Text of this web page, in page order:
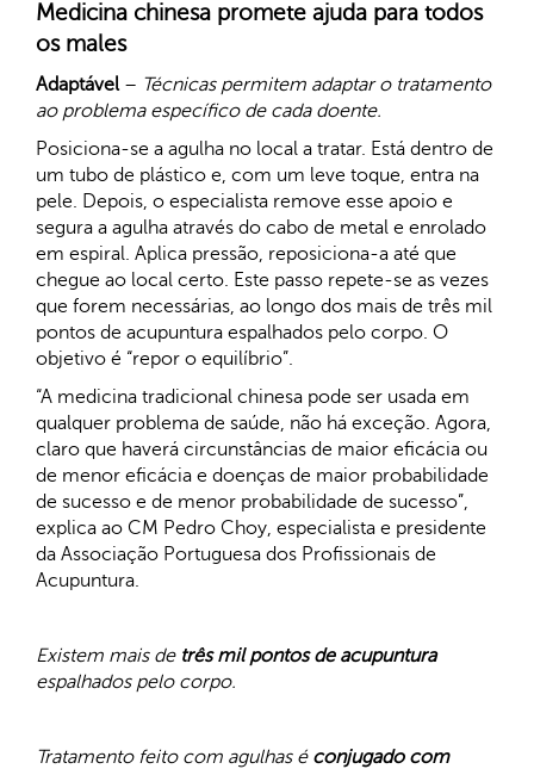
Medicina chinesa promete ajuda para todos
os males
Adaptável– Técnicas permitem adaptar o tratamento
ao problema específico de cada doente.
Posiciona-se a agulha no local a tratar. Está dentro de
um tubo de plástico e, com um leve toque, entra na
pele. Depois, o especialista remove esse apoio e
segura a agulha através do cabo de metal e enrolado
em espiral. Aplica pressão, reposiciona-a até que
chegue ao local certo. Este passo repete-se as vezes
que forem necessárias, ao longo dos mais de três mil
pontos de acupuntura espalhados pelo corpo. O
objetivo é “repor o equilíbrio”.
“A medicina tradicional chinesa pode ser usada em
qualquer problema de saúde, não há exceção. Agora,
claro que haverá circunstâncias de maior eficácia ou
de menor eficácia e doenças de maior probabilidade
de sucesso e de menor probabilidade de sucesso”,
explica ao CM Pedro Choy, especialista e presidente
da Associação Portuguesa dos Profissionais de
Acupuntura.
Existem mais de três mil pontos de acupuntura
espalhados pelo corpo.
Tratamento feito com agulhas é conjugado com